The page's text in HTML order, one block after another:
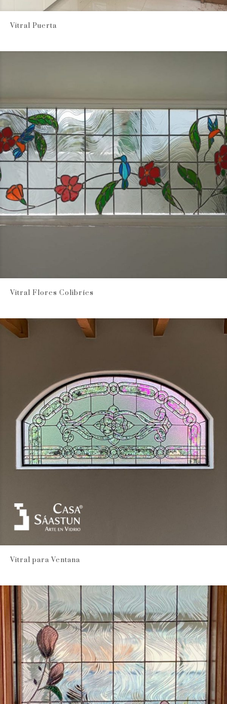
Vitral Puerta
Vitral Flores Colibríes
Vitral para Ventana